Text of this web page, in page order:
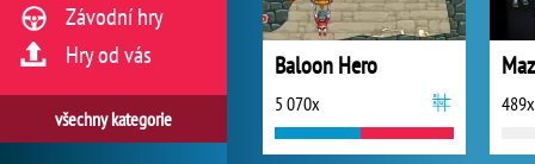
Baloon Hero
5 070x 489x
Závodní hry
Hry od vás
všechny kategorie